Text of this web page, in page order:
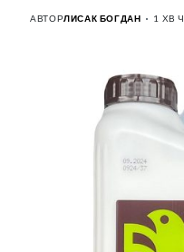
АВТОРЛИСАК БОГДАН 1 ХВ